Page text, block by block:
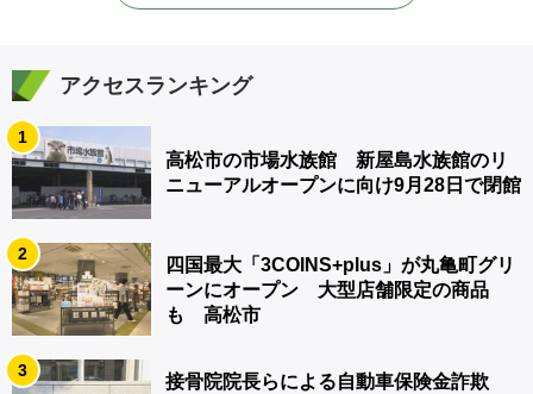
アクセスランキング
1
高松市の市場水族館 新屋島水族館のリ
ニューアルオープンに向け9月28日で閉館
2
四国最大「3COINS+plus」が丸亀町グリ
ーンにオープン 大型店舗限定の商品
も 高松市
3
接骨院院長らによる自動車保険金詐欺